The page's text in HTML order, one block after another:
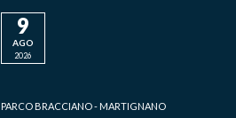
9
AGO
2026
PARCO BRACCIANO - MARTIGNANO